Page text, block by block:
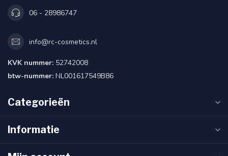
06 - 28986747
info@rc-cosmetics.nl
KVK nummer: 52742008
btw-nummer: NL001617549B86
Categorieën
Informatie